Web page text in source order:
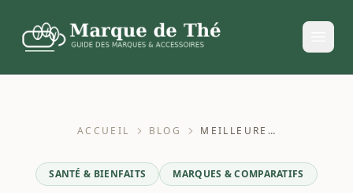
ACCUEIL BLOG MEILLEURES MARQUES DE THÉS DÉTOX POUR PURIFIER SON CORPS EN 2024
SANTÉ & BIENFAITS MARQUES & COMPARATIFS